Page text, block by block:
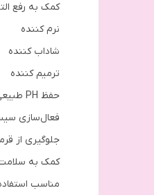
کمک به رفع
نرم کننده
شاداب کننده
ترمیم کننده
حفظ PH طبیعی پوست
فعال‌سازی
جلوگیری از
کمک به
مناسب